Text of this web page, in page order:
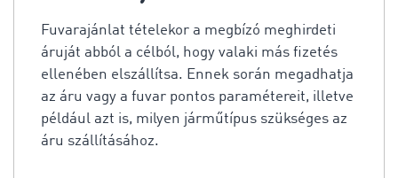
Fuvarajánlat tételekor a megbízó meghirdeti
áruját abból a célból, hogy valaki más fizetés
ellenében elszállítsa. Ennek során megadhatja
az áru vagy a fuvar pontos paramétereit, illetve
például azt is, milyen járműtípus szükséges az
áru szállításához.